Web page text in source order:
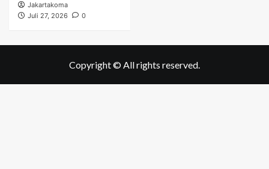
Jakartakoma
Juli 27, 2026
0
Copyright © All rights reserved.